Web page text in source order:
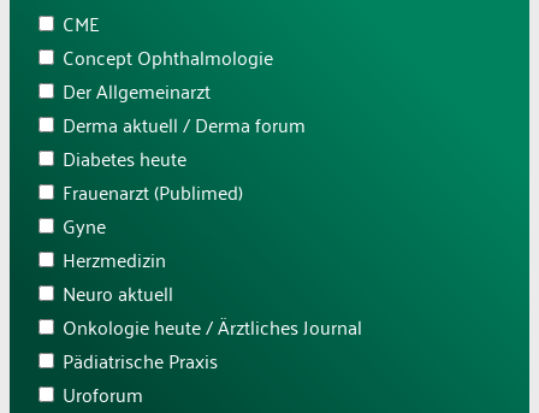
CME
Concept Ophthalmologie
Der Allgemeinarzt
Derma aktuell / Derma forum
Diabetes heute
Frauenarzt (Publimed)
Gyne
Herzmedizin
Neuro aktuell
Onkologie heute / Ärztliches Journal
Pädiatrische Praxis
Uroforum